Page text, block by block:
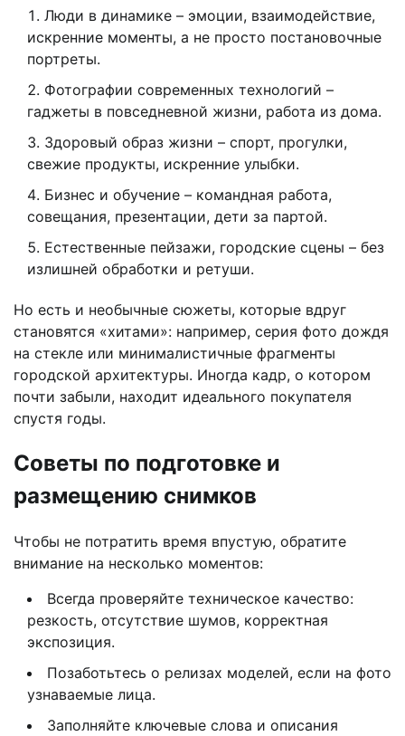
Люди в динамике – эмоции, взаимодействие,
искренние моменты, а не просто постановочные
портреты.
Фотографии современных технологий –
гаджеты в повседневной жизни, работа из дома.
Здоровый образ жизни – спорт, прогулки,
свежие продукты, искренние улыбки.
Бизнес и обучение – командная работа,
совещания, презентации, дети за партой.
Естественные пейзажи, городские сцены – без
излишней обработки и ретуши.
Но есть и необычные сюжеты, которые вдруг
становятся «хитами»: например, серия фото дождя
на стекле или минималистичные фрагменты
городской архитектуры. Иногда кадр, о котором
почти забыли, находит идеального покупателя
спустя годы.
Советы по подготовке и
размещению снимков
Чтобы не потратить время впустую, обратите
внимание на несколько моментов:
Всегда проверяйте техническое качество:
резкость, отсутствие шумов, корректная
экспозиция.
Позаботьтесь о релизах моделей, если на фото
узнаваемые лица.
Заполняйте ключевые слова и описания